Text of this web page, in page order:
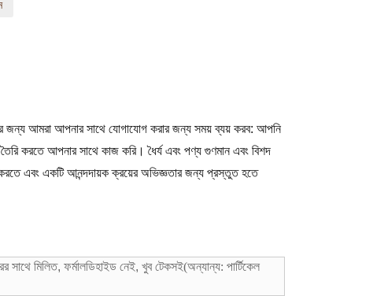
আমরা আপনার সাথে যোগাযোগ করার জন্য সময় ব্যয় করব: আপনি
করতে আপনার সাথে কাজ করি। ধৈর্য এবং পণ্য গুণমান এবং বিশদ
এবং একটি আনন্দদায়ক ক্রয়ের অভিজ্ঞতার জন্য প্রস্তুত হতে
সাথে মিলিত, ফর্মালডিহাইড নেই, খুব টেকসই(অন্যান্য: পার্টিকেল